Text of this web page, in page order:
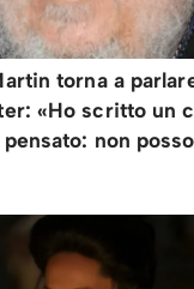
torna a
«Ho scritto un
non